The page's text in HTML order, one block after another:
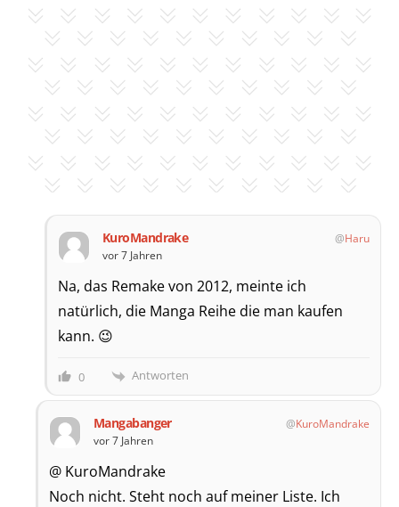
KuroMandrake
Haru
vor 7 Jahren
Na, das Remake von 2012, meinte ich
natürlich, die Manga Reihe die man kaufen
kann. 😉
0 Antworten
Mangabanger
KuroMandrake
vor 7 Jahren
@ KuroMandrake
Noch nicht. Steht noch auf meiner Liste. Ich